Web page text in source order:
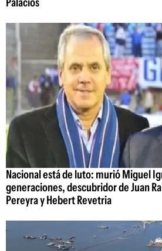
Nacional está de luto: murió Miguel
generaciones, descubridor de Juan
Pereyra y Hebert Revetria